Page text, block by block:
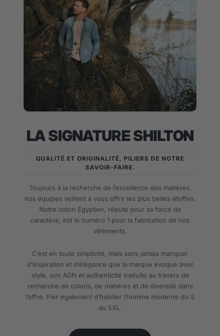
LA SIGNATURE SHILTON
QUALITÉ ET ORIGINALITÉ, PILIERS DE NOTRE
SAVOIR-FAIRE.
Toujours à la recherche de l’excellence des matières,
nos équipes veillent à vous offrir les plus belles étoffes.
Notre coton Egyptien, réputé pour sa force de
caractère, est le numéro 1 pour la fabrication de nos
vêtements.
C’est en toute simplicité, mais sans jamais manquer
d’inspiration et d’élégance que la marque évoque avec
style, son ADN et authenticité traduite au travers de
recherche de coloris, de matières et de diversité dans
l’offre. Fier également d’habiller l’homme moderne du S
au 5XL.